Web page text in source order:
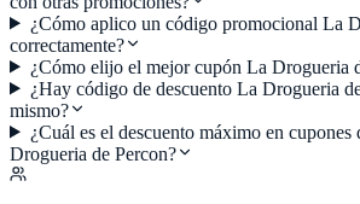
¿Cómo aplico un código promocional La
correctamente?
¿Cómo elijo el mejor cupón La Drogueria
¿Hay código de descuento La Drogueria
mismo?
¿Cuál es el descuento máximo en cupones
Drogueria de Percon?